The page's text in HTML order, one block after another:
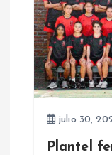
s
julio 30,
Plantel